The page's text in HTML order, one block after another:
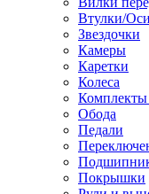
Втулки/Оси
Звездочки
Камеры
Каретки
Колеса
Обода
Педали
Покрышки